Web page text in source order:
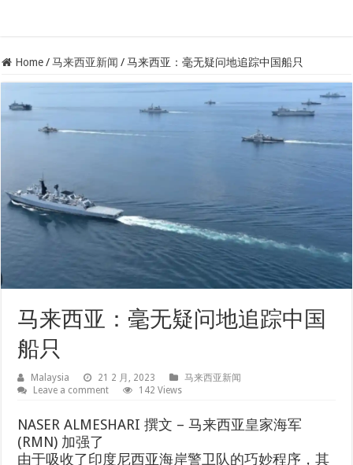
Home / 马来西亚新闻 / 马来西亚：毫无疑问地追踪中国船只
马来西亚：毫无疑问地追踪中国
船只
Malaysia 21 2 月, 2023
马来西亚新闻
Leave a comment
142 Views
NASER ALMESHARI 撰文 – 马来西亚皇家海军
(RMN) 加强了
由于吸收了印度尼西亚海岸警卫队的巧妙程序，其